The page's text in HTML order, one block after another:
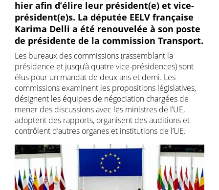
hier afin d’élire leur président(e) et vice-
président(e)s. La députée EELV française
Karima Delli a été renouvelée à son poste
de présidente de la commission Transport.
Les bureaux des commissions (rassemblant la
présidence et jusqu’à quatre vice-présidences) sont
élus pour un mandat de deux ans et demi. Les
commissions examinent les propositions législatives,
désignent les équipes de négociation chargées de
mener des discussions avec les ministres de l’UE,
adoptent des rapports, organisent des auditions et
contrôlent d’autres organes et institutions de l’UE.